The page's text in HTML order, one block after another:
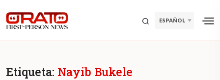
ESPAÑOL
Etiqueta: Nayib Bukele